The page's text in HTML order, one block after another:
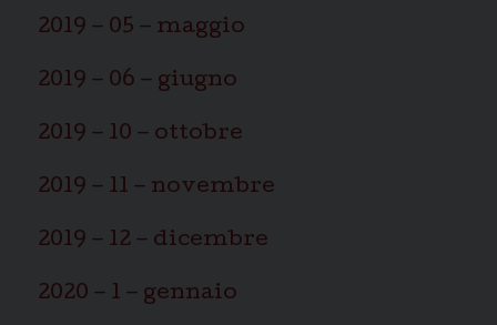
2019 – 05 – maggio
2019 – 06 – giugno
2019 – 10 – ottobre
2019 – 11 – novembre
2019 – 12 – dicembre
2020 – 1 – gennaio